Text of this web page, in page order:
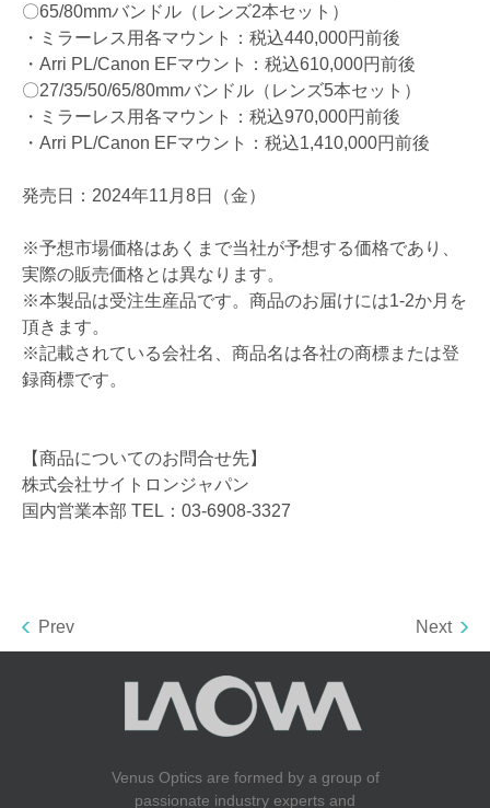
〇65/80mmバンドル（レンズ2本セット）
・ミラーレス用各マウント：税込440,000円前後
・Arri PL/Canon EFマウント：税込610,000円前後
〇27/35/50/65/80mmバンドル（レンズ5本セット）
・ミラーレス用各マウント：税込970,000円前後
・Arri PL/Canon EFマウント：税込1,410,000円前後
発売日：2024年11月8日（金）
※予想市場価格はあくまで当社が予想する価格であり、
実際の販売価格とは異なります。
※本製品は受注生産品です。商品のお届けには1-2か月を
頂きます。
※記載されている会社名、商品名は各社の商標または登
録商標です。
【商品についてのお問合せ先】
株式会社サイトロンジャパン
国内営業本部 TEL：03-6908-3327
Prev Next
Venus Optics are formed by a group of
passionate industry experts and